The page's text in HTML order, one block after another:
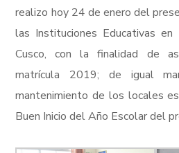
realizo hoy 24 de enero del
las Instituciones Educativas
Cusco, con la finalidad de
matrícula 2019; de igual
mantenimiento de los locales
Buen Inicio del Año Escolar del